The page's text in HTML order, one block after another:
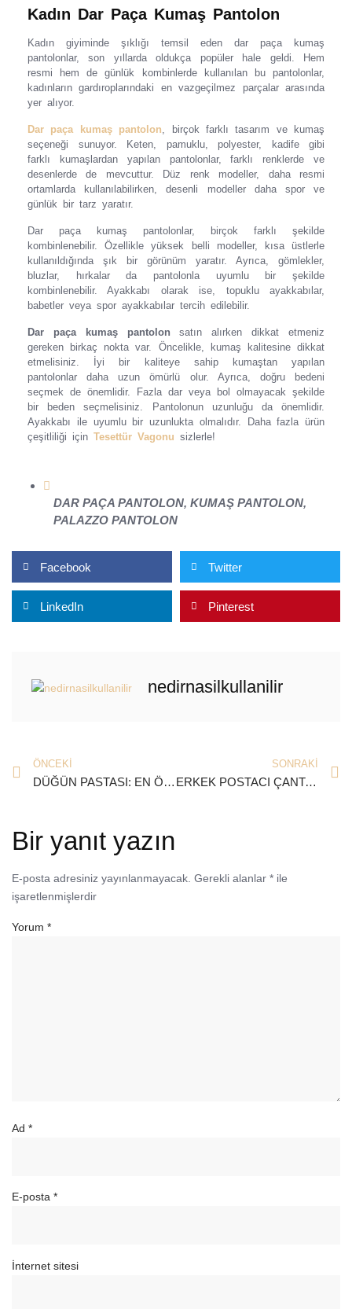
Kadın Dar Paça Kumaş Pantolon
Kadın giyiminde şıklığı temsil eden dar paça kumaş
pantolonlar, son yıllarda oldukça popüler hale geldi. Hem
resmi hem de günlük kombinlerde kullanılan bu pantolonlar,
kadınların gardıroplarındaki en vazgeçilmez parçalar arasında
yer alıyor.
Dar paça kumaş pantolon, birçok farklı tasarım ve kumaş
seçeneği sunuyor. Keten, pamuklu, polyester, kadife gibi
farklı kumaşlardan yapılan pantolonlar, farklı renklerde ve
desenlerde de mevcuttur. Düz renk modeller, daha resmi
ortamlarda kullanılabilirken, desenli modeller daha spor ve
günlük bir tarz yaratır.
Dar paça kumaş pantolonlar, birçok farklı şekilde
kombinlenebilir. Özellikle yüksek belli modeller, kısa üstlerle
kullanıldığında şık bir görünüm yaratır. Ayrıca, gömlekler,
bluzlar, hırkalar da pantolonla uyumlu bir şekilde
kombinlenebilir. Ayakkabı olarak ise, topuklu ayakkabılar,
babetler veya spor ayakkabılar tercih edilebilir.
Dar paça kumaş pantolon satın alırken dikkat etmeniz
gereken birkaç nokta var. Öncelikle, kumaş kalitesine dikkat
etmelisiniz. İyi bir kaliteye sahip kumaştan yapılan
pantolonlar daha uzun ömürlü olur. Ayrıca, doğru bedeni
seçmek de önemlidir. Fazla dar veya bol olmayacak şekilde
bir beden seçmelisiniz. Pantolonun uzunluğu da önemlidir.
Ayakkabı ile uyumlu bir uzunlukta olmalıdır. Daha fazla ürün
çeşitliliği için Tesettür Vagonu sizlerle!
DAR PAÇA PANTOLON, KUMAŞ PANTOLON,
PALAZZO PANTOLON
Facebook Twitter
LinkedIn Pinterest
nedirnasilkullanilir
ÖNCEKI
DÜĞÜN PASTASI: EN ÖZEL GÜNDE TATLI BİR DOKUNUŞ
SONRAKI
ERKEK POSTACI ÇANTASI: İŞLEVSEL VE MODA BİRLEŞİMİ
Bir yanıt yazın
E-posta adresiniz yayınlanmayacak. Gerekli alanlar * ile
işaretlenmişlerdir
Yorum *
Ad *
E-posta *
İnternet sitesi